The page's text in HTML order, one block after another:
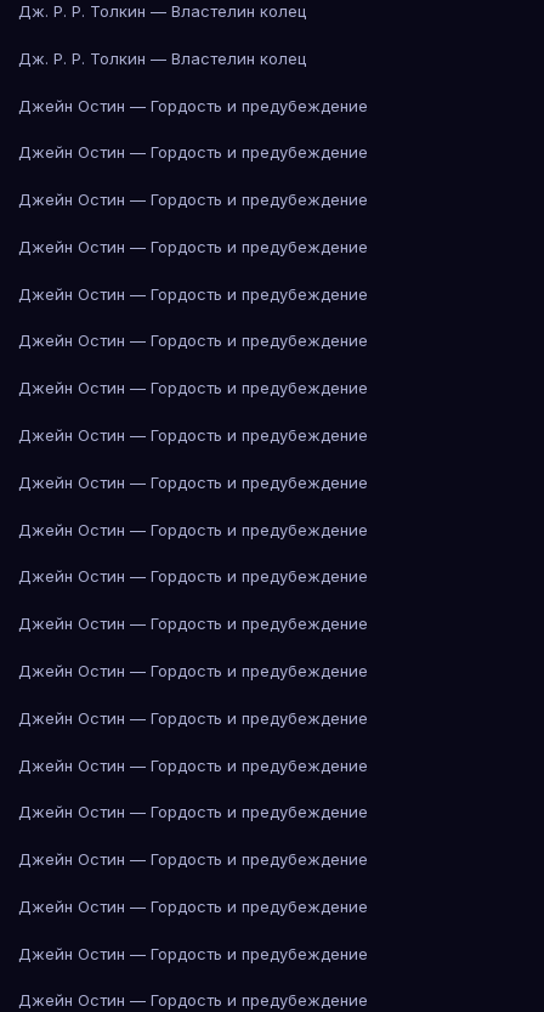
Дж. Р. Р. Толкин — Властелин колец
Дж. Р. Р. Толкин — Властелин колец
Джейн Остин — Гордость и предубеждение
Джейн Остин — Гордость и предубеждение
Джейн Остин — Гордость и предубеждение
Джейн Остин — Гордость и предубеждение
Джейн Остин — Гордость и предубеждение
Джейн Остин — Гордость и предубеждение
Джейн Остин — Гордость и предубеждение
Джейн Остин — Гордость и предубеждение
Джейн Остин — Гордость и предубеждение
Джейн Остин — Гордость и предубеждение
Джейн Остин — Гордость и предубеждение
Джейн Остин — Гордость и предубеждение
Джейн Остин — Гордость и предубеждение
Джейн Остин — Гордость и предубеждение
Джейн Остин — Гордость и предубеждение
Джейн Остин — Гордость и предубеждение
Джейн Остин — Гордость и предубеждение
Джейн Остин — Гордость и предубеждение
Джейн Остин — Гордость и предубеждение
Джейн Остин — Гордость и предубеждение